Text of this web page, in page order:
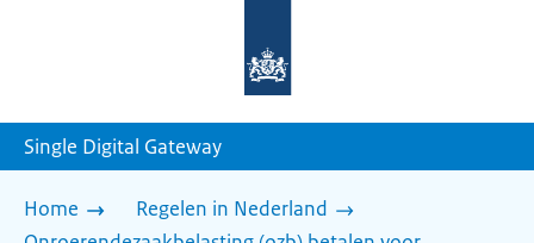
homepage
Single Digital Gateway
Home
Regelen in Nederland